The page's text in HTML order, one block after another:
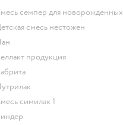
смесь семпер для новорожденных
детская смесь нестожен
нан
беллакт продукция
кабрита
нутрилак
смесь симилак 1
киндер